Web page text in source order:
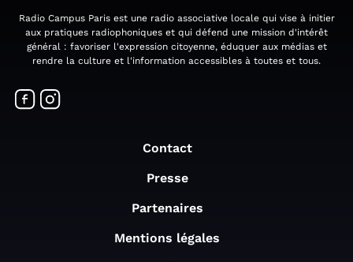
Radio Campus Paris est une radio associative locale qui vise à initier
aux pratiques radiophoniques et qui défend une mission d'intérêt
général : favoriser l'expression citoyenne, éduquer aux médias et
rendre la culture et l'information accessibles à toutes et tous.
Contact
Presse
Partenaires
Mentions légales